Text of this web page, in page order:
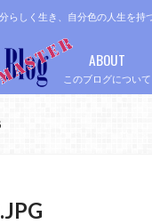
らしく生き、自分色の人生を持
このブログについて
ABOUT